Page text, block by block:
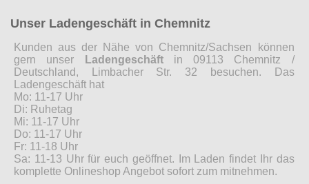
Unser Ladengeschäft in Chemnitz
Kunden aus der Nähe von Chemnitz/Sachsen können
gern unser
Ladengeschäftin 09113 Chemnitz /
Deutschland, Limbacher Str. 32 besuchen. Das
Ladengeschäft hat
Mo: 11-17 Uhr
Di: Ruhetag
Mi: 11-17 Uhr
Do: 11-17 Uhr
Fr: 11-18 Uhr
Sa: 11-13 Uhr für euch geöffnet. Im Laden findet Ihr das
komplette Onlineshop Angebot sofort zum mitnehmen.